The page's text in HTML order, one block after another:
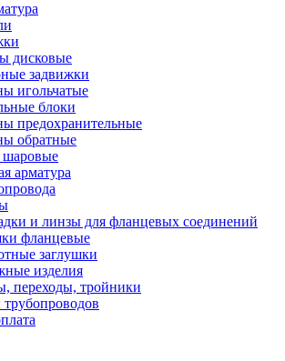
дисковые
задвижки
игольчатые
блоки
предохранительные
обратные
арматура
и линзы для фланцевых соединений
фланцевые
заглушки
изделия
переходы, тройники